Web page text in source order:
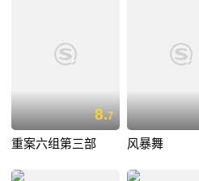
8.7
重案六组第三部 风暴舞